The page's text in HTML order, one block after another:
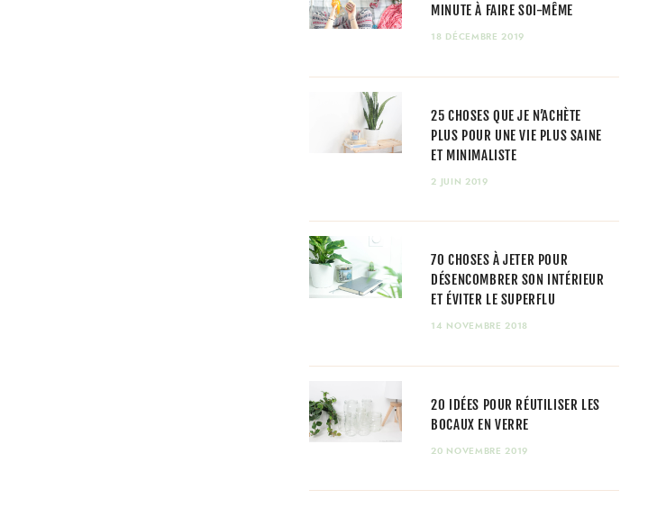
MINUTE À FAIRE SOI-MÊME
18 DÉCEMBRE 2019
25 CHOSES QUE JE N’ACHÈTE
PLUS POUR UNE VIE PLUS SAINE
ET MINIMALISTE
2 JUIN 2019
70 CHOSES À JETER POUR
DÉSENCOMBRER SON INTÉRIEUR
ET ÉVITER LE SUPERFLU
14 NOVEMBRE 2018
20 IDÉES POUR RÉUTILISER LES
BOCAUX EN VERRE
20 NOVEMBRE 2019